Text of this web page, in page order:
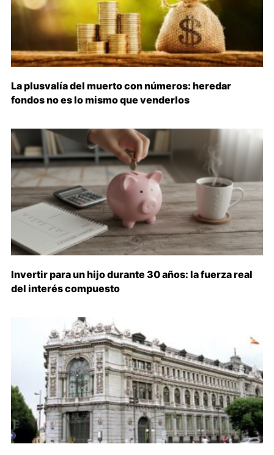
La plusvalía del muerto con números: heredar
fondos no es lo mismo que venderlos
Invertir para un hijo durante 30 años: la fuerza real
del interés compuesto